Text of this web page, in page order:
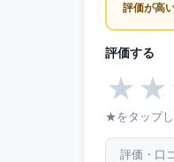
評価が高
評価する
★ ★
★をタップ
評価・口